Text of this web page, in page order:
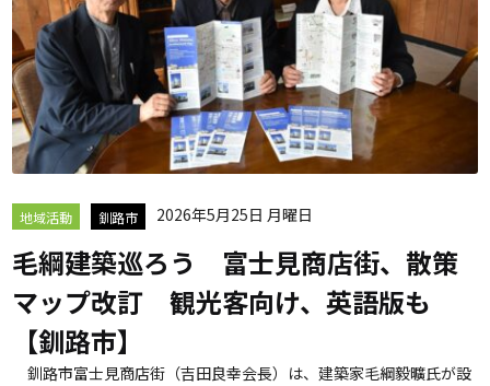
地域活動 釧路市 2026年5月25日 月曜日
毛綱建築巡ろう 富士見商店街、散策
マップ改訂 観光客向け、英語版も
【釧路市】
釧路市富士見商店街（吉田良幸会長）は、建築家毛綱毅曠氏が設